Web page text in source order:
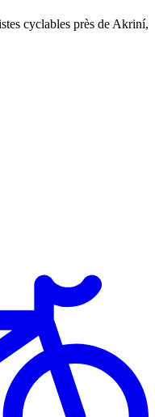
cyclables près de Akriní,